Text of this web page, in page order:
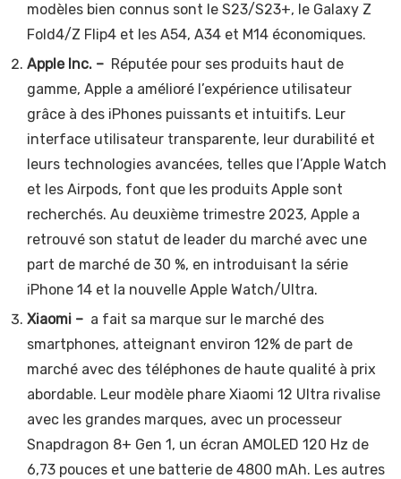
modèles bien connus sont le S23/S23+, le Galaxy Z
Fold4/Z Flip4 et les A54, A34 et M14 économiques.
Apple Inc. – Réputée pour ses produits haut de
gamme, Apple a amélioré l’expérience utilisateur
grâce à des iPhones puissants et intuitifs. Leur
interface utilisateur transparente, leur durabilité et
leurs technologies avancées, telles que l’Apple Watch
et les Airpods, font que les produits Apple sont
recherchés. Au deuxième trimestre 2023, Apple a
retrouvé son statut de leader du marché avec une
part de marché de 30 %, en introduisant la série
iPhone 14 et la nouvelle Apple Watch/Ultra.
Xiaomi – a fait sa marque sur le marché des
smartphones, atteignant environ 12% de part de
marché avec des téléphones de haute qualité à prix
abordable. Leur modèle phare Xiaomi 12 Ultra rivalise
avec les grandes marques, avec un processeur
Snapdragon 8+ Gen 1, un écran AMOLED 120 Hz de
6,73 pouces et une batterie de 4800 mAh. Les autres